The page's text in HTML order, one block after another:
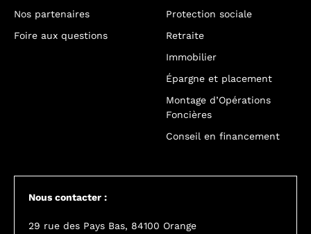
Nos partenaires
Foire aux questions
Protection sociale
Retraite
Immobilier
Épargne et placement
Montage d’Opérations
Foncières
Conseil en financement
Nous contacter :
29 rue des Pays Bas, 84100 Orange